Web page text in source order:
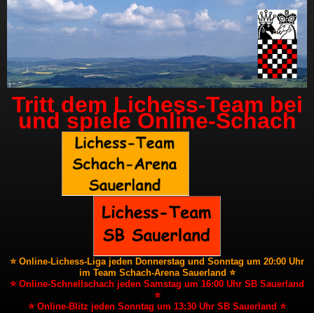
Tritt dem Lichess-Team bei
und spiele Online-Schach
⭐ Online-Lichess-Liga jeden Donnerstag und Sonntag um 20:00 Uhr
im Team Schach-Arena Sauerland ⭐
⭐ Online-Schnellschach jeden Samstag um 16:00 Uhr SB Sauerland
⭐
⭐ Online-Blitz jeden Sonntag um 13:30 Uhr SB Sauerland ⭐